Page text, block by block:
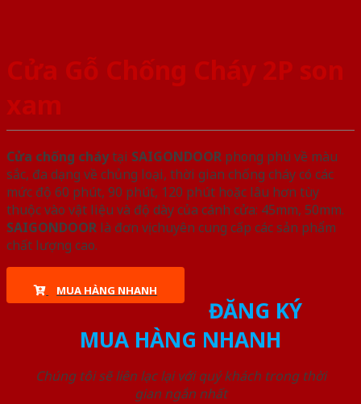
Cửa Gỗ Chống Cháy 2P son
xam
Cửa chống cháytại SAIGONDOOR phong phú về màu
sắc, đa dạng về chủng loại, thời gian chống cháy có các
mức độ 60 phút, 90 phút, 120 phút hoặc lâu hơn tùy
thuộc vào vật liệu và độ dày của cánh cửa: 45mm, 50mm.
SAIGONDOOR là đơn vị chuyên cung cấp các sản phẩm
chất lượng cao.
MUA HÀNG NHANH
ĐĂNG KÝ
MUA HÀNG NHANH
Chúng tôi sẽ liên lạc lại với quý khách trong thời
gian ngắn nhất